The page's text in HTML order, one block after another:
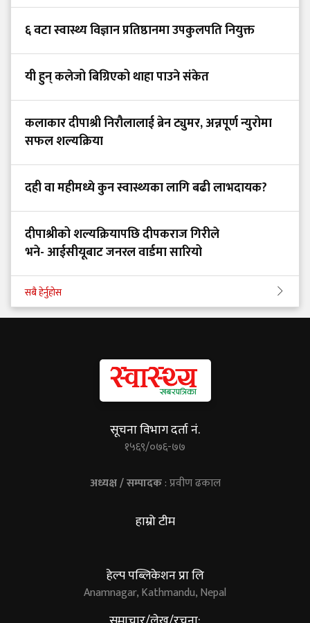
६ वटा स्वास्थ्य विज्ञान प्रतिष्ठानमा उपकुलपति नियुक्त
यी हुन् कलेजो बिग्रिएको थाहा पाउने संकेत
कलाकार दीपाश्री निरौलालाई ब्रेन ट्युमर, अन्नपूर्ण न्युरोमा
सफल शल्यक्रिया
दही वा महीमध्ये कुन स्वास्थ्यका लागि बढी लाभदायक?
दीपाश्रीको शल्यक्रियापछि दीपकराज गिरीले
भने- आईसीयूबाट जनरल वार्डमा सारियो
सबै हेर्नुहोस
सूचना विभाग दर्ता नं.
१५६९/०७६-७७
अध्यक्ष / सम्पादक: प्रवीण ढकाल
हाम्रो टीम
हेल्प पब्लिकेशन प्रा लि
Anamnagar, Kathmandu, Nepal